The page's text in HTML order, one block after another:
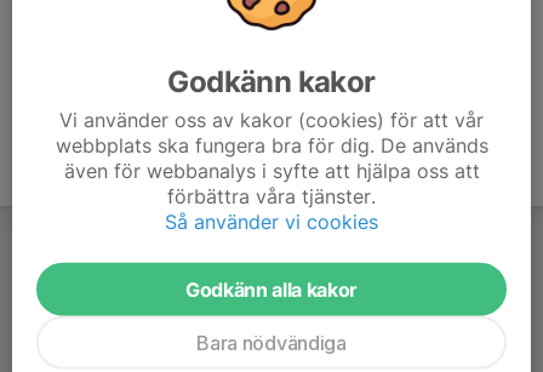
Godkänn kakor
Vi använder oss av kakor (cookies) för att vår
webbplats ska fungera bra för dig. De används
även för webbanalys i syfte att hjälpa oss att
förbättra våra tjänster.
Så använder vi cookies
Godkänn alla kakor
Bara nödvändiga